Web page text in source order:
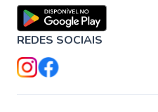
REDES SOCIAIS